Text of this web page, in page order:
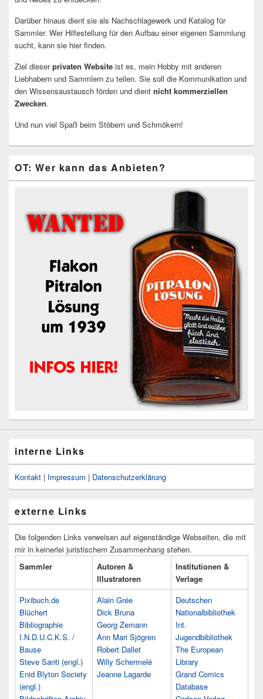
Darüber hinaus dient sie als Nachschlagewerk und Katalog für
Sammler. Wer Hilfestellung für den Aufbau einer eigenen Sammlung
sucht, kann sie hier finden.
Ziel dieserprivaten Website ist es, mein Hobby mit anderen
Liebhabern und Sammlern zu teilen. Sie soll die Kommunikation und
den Wissensaustausch förden und dient nicht kommerziellen
Zwecken.
Und nun viel Spaß beim Stöbern und Schmökern!
OT: Wer kann das Anbieten?
interne Links
Kontakt | Impressum | Datenschutzerklärung
externe Links
Die folgenden Links verweisen auf eigenständige Webseiten, die mit
mir in keinerlei juristischem Zusammenhang stehen.
Sammler
Autoren &
Illustratoren
Institutionen &
Verlage
Pixibuch.de
Blüchert
Bibliographie
I.N.D.U.C.K.S. /
Bause
Steve Santi (engl.)
Enid Blyton Society
(engl.)
Alain Grée
Dick Bruna
Georg Zemann
Ann Mari Sjögren
Robert Dallet
Willy Schermelé
Jeanne Lagarde
Deutschen
Nationalbibliothek
Int.
Jugendbibliothek
The European
Library
Grand Comics
Database